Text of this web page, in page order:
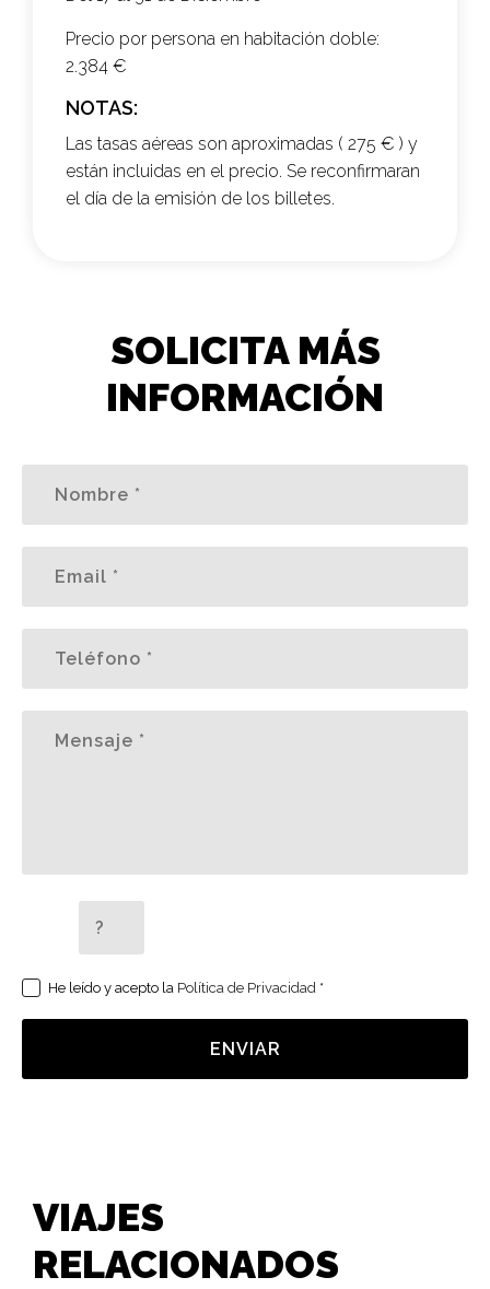
Precio por persona en habitación doble:
2.384 €
NOTAS:
Las tasas aéreas son aproximadas ( 275 € ) y
están incluidas en el precio. Se reconfirmaran
el día de la emisión de los billetes.
SOLICITA MÁS
INFORMACIÓN
He leído y acepto la Política de Privacidad *
ENVIAR
VIAJES
RELACIONADOS